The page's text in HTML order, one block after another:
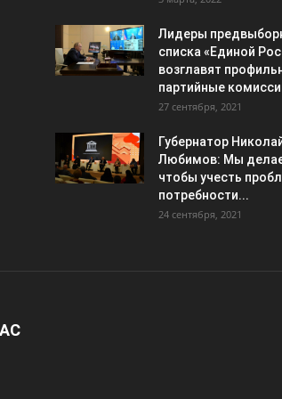
Лидеры
списка «Единой
возглавят
партийные
27 сентября, 2021
Губернатор
Любимов: Мы
чтобы учесть
потребности...
24 сентября, 2021